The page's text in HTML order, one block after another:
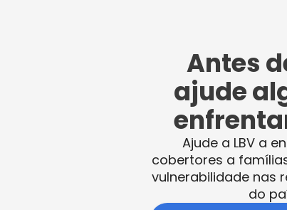
pela Legião da Boa Vontade na
preventivas que garantem os
aliada ao hábito de escovar
a saúde bucal em dia. É
Douglas Sartori Seabra.
Antes
ajude
Ajude a LBV a
cobertores a
vulnerabilidade nas
do